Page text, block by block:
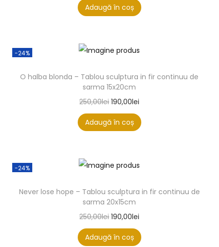
Adaugă în coș
-24%
O halba blonda – Tablou sculptura in fir continuu de
sarma 15x20cm
250,00lei 190,00lei
Adaugă în coș
-24%
Never lose hope – Tablou sculptura in fir continuu de
sarma 20x15cm
250,00lei 190,00lei
Adaugă în coș